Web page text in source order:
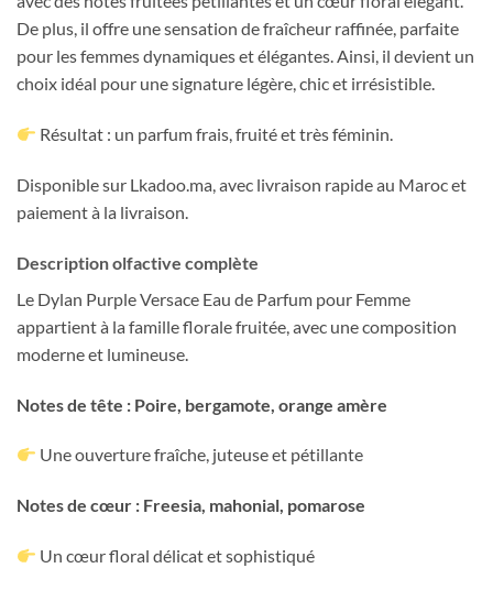
De plus, il offre une sensation de fraîcheur raffinée, parfaite
pour les femmes dynamiques et élégantes. Ainsi, il devient un
choix idéal pour une signature légère, chic et irrésistible.
Résultat : un parfum frais, fruité et très féminin.
Disponible sur Lkadoo.ma, avec livraison rapide au Maroc et
paiement à la livraison.
Description olfactive complète
Le Dylan Purple Versace Eau de Parfum pour Femme
appartient à la famille florale fruitée, avec une composition
moderne et lumineuse.
Notes de tête : Poire, bergamote, orange amère
Une ouverture fraîche, juteuse et pétillante
Notes de cœur : Freesia, mahonial, pomarose
Un cœur floral délicat et sophistiqué